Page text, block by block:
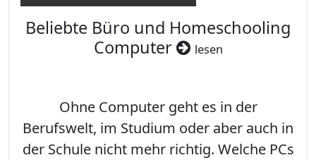
Beliebte Büro und Homeschooling
Computer
lesen
Ohne Computer geht es in der
Berufswelt, im Studium oder aber auch in
der Schule nicht mehr richtig. Welche PCs